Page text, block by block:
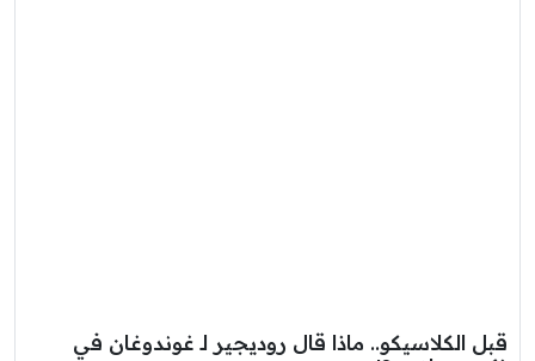
قبل الكلاسيكو.. ماذا قال روديجير لـ غوندوغان في